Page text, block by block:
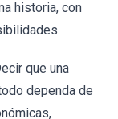
historia, con
que una
dependa de